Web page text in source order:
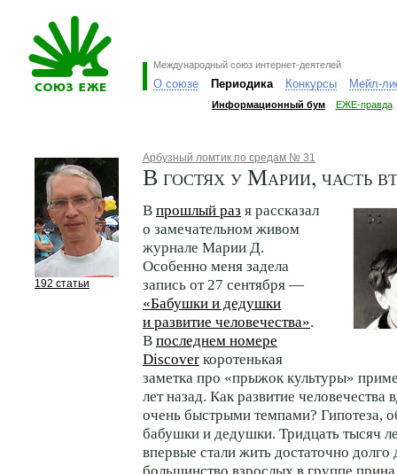
Международный союз интернет-деятелей
О союзе Периодика Конкурсы Мейл-
Информационный бум ЕЖЕ-правда
192 статьи
Арбузный ломтик по средам № 31
В гостях у Марии, часть
В прошлый раз я рассказал
о замечательном живом
журнале Марии Д.
Особенно меня задела
запись от 27 сентября —
«Бабушки и дедушки
и развитие человечества».
В последнем номере
Discover коротенькая
заметка про «прыжок культуры»
лет назад. Как развитие человечества
очень быстрыми темпами? Гипотеза,
бабушки и дедушки. Тридцать тысяч
впервые стали жить достаточно долго